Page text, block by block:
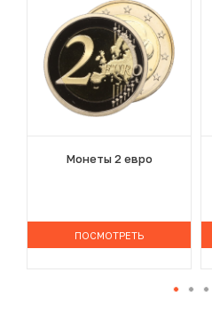
Монеты 2 евро
ПОСМОТРЕТЬ